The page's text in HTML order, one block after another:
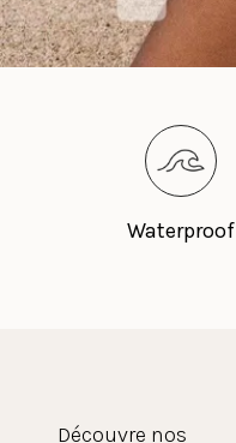
Waterproof
Découvre nos